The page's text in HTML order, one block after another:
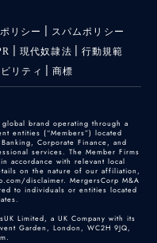
リシー
スパムポリシー
現代奴隷法
行動規範
リティ
商標
brand operating through a
entities (“Members”) located
Corporate Finance, and
services. The Member Firms
accordance with relevant local
on the nature of our affiliation,
disclaimer. MergersCorp M&A
to individuals or entities located
Limited, a UK Company with its
Garden, London, WC2H 9JQ,